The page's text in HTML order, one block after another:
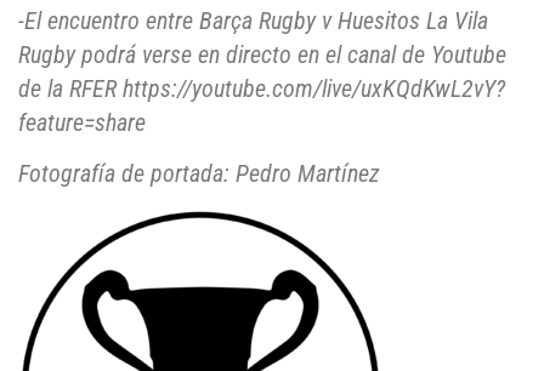
-El encuentro entre Barça Rugby v Huesitos La Vila
Rugby podrá verse en directo en el canal de Youtube
de la RFER https://youtube.com/live/uxKQdKwL2vY?
feature=share
Fotografía de portada: Pedro Martínez